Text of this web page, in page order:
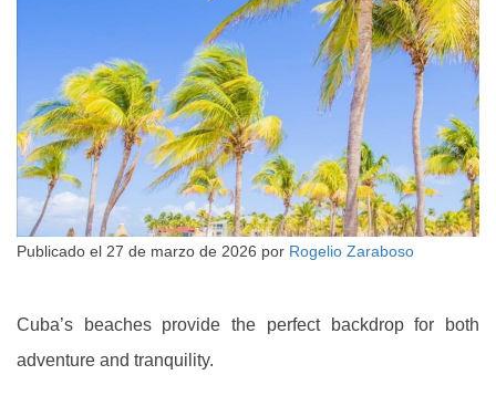
Publicado el 27 de marzo de 2026 por Rogelio Zaraboso
Cuba’s beaches provide the perfect backdrop for both
adventure and tranquility.